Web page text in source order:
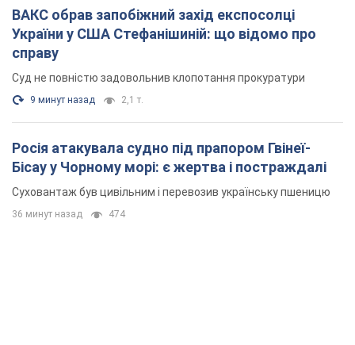
ВАКС обрав запобіжний захід експосолці
України у США Стефанішиній: що відомо про
справу
Суд не повністю задовольнив клопотання прокуратури
9 минут назад 2,1 т.
Росія атакувала судно під прапором Гвінеї-
Бісау у Чорному морі: є жертва і постраждалі
Суховантаж був цивільним і перевозив українську пшеницю
36 минут назад 474